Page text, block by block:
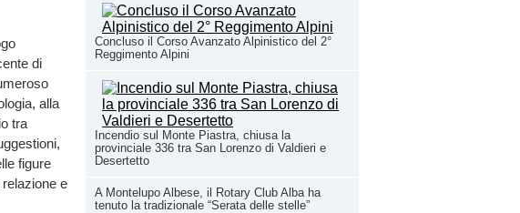
Concluso il Corso Avanzato Alpinistico del 2°
Reggimento Alpini
Incendio sul Monte Piastra, chiusa la
provinciale 336 tra San Lorenzo di Valdieri e
Desertetto
A Montelupo Albese, il Rotary Club Alba ha
tenuto la tradizionale “Serata delle stelle”
di
alla
tra
figure
e